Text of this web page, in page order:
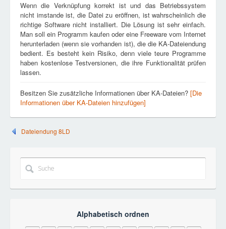
Wenn die Verknüpfung korrekt ist und das Betriebssystem
nicht imstande ist, die Datei zu eröffnen, ist wahrscheinlich die
richtige Software nicht installiert. Die Lösung ist sehr einfach.
Man soll ein Programm kaufen oder eine Freeware vom Internet
herunterladen (wenn sie vorhanden ist), die die KA-Dateiendung
bedient. Es besteht kein Risiko, denn viele teure Programme
haben kostenlose Testversionen, die ihre Funktionalität prüfen
lassen.
Besitzen Sie zusätzliche Informationen über KA-Dateien? [Die
Informationen über KA-Dateien hinzufügen]
Dateiendung 8LD
Alphabetisch ordnen